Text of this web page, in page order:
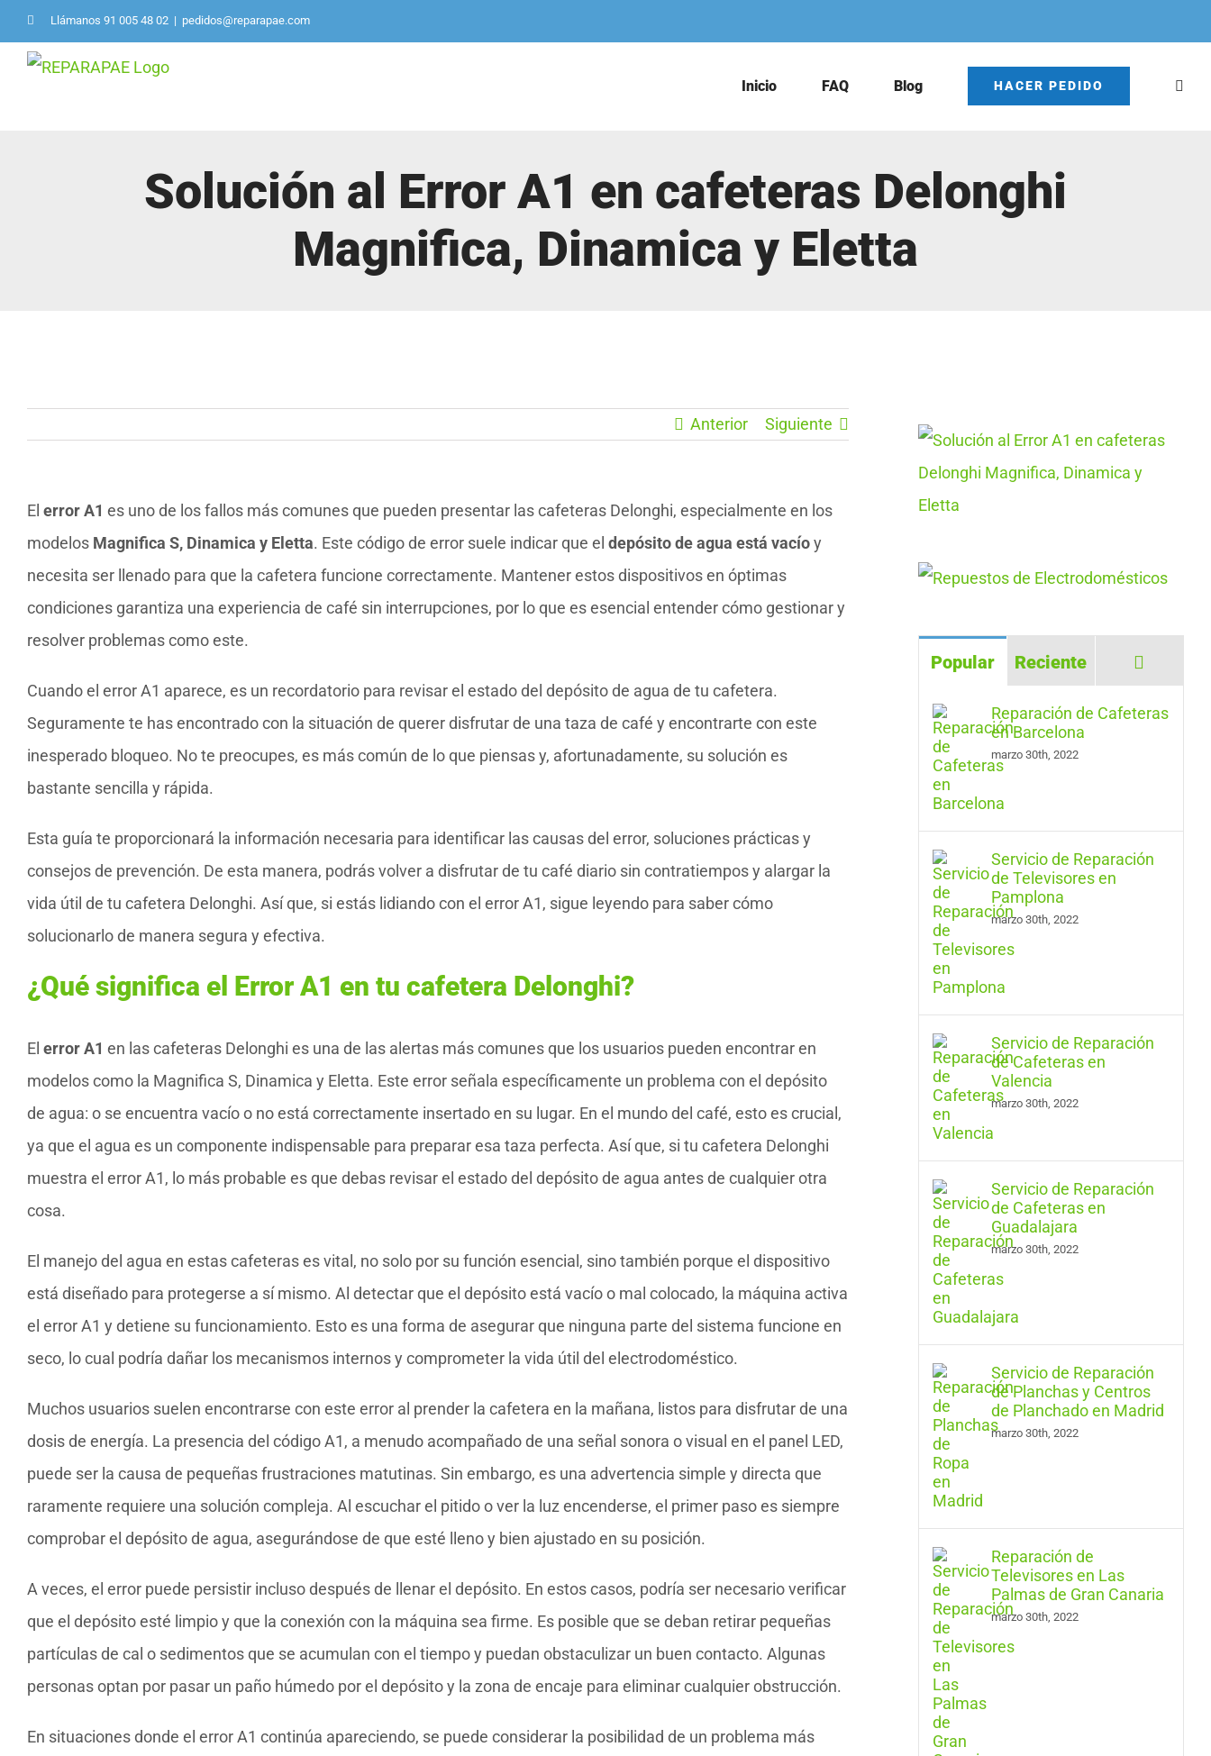
Saltar
al
Llámanos 91 005 48 02 | pedidos@reparapae.com
Inicio FAQ Blog HACER PEDIDO
Solución al Error A1 en cafeteras Delonghi
Magnifica, Dinamica y Eletta
Anterior Siguiente
El error A1 es uno de los fallos más comunes que pueden presentar las cafeteras Delonghi, especialmente en los
modelos Magnifica S, Dinamica y Eletta. Este código de error suele indicar que el depósito de agua está vacíoy
necesita ser llenado para que la cafetera funcione correctamente. Mantener estos dispositivos en óptimas
condiciones garantiza una experiencia de café sin interrupciones, por lo que es esencial entender cómo gestionar y
resolver problemas como este.
Cuando el error A1 aparece, es un recordatorio para revisar el estado del depósito de agua de tu cafetera.
Seguramente te has encontrado con la situación de querer disfrutar de una taza de café y encontrarte con este
inesperado bloqueo. No te preocupes, es más común de lo que piensas y, afortunadamente, su solución es
bastante sencilla y rápida.
Esta guía te proporcionará la información necesaria para identificar las causas del error, soluciones prácticas y
consejos de prevención. De esta manera, podrás volver a disfrutar de tu café diario sin contratiempos y alargar la
vida útil de tu cafetera Delonghi. Así que, si estás lidiando con el error A1, sigue leyendo para saber cómo
solucionarlo de manera segura y efectiva.
¿Qué significa el Error A1 en tu cafetera Delonghi?
El error A1 en las cafeteras Delonghi es una de las alertas más comunes que los usuarios pueden encontrar en
modelos como la Magnifica S, Dinamica y Eletta. Este error señala específicamente un problema con el depósito
de agua: o se encuentra vacío o no está correctamente insertado en su lugar. En el mundo del café, esto es crucial,
ya que el agua es un componente indispensable para preparar esa taza perfecta. Así que, si tu cafetera Delonghi
muestra el error A1, lo más probable es que debas revisar el estado del depósito de agua antes de cualquier otra
cosa.
El manejo del agua en estas cafeteras es vital, no solo por su función esencial, sino también porque el dispositivo
está diseñado para protegerse a sí mismo. Al detectar que el depósito está vacío o mal colocado, la máquina activa
el error A1 y detiene su funcionamiento. Esto es una forma de asegurar que ninguna parte del sistema funcione en
seco, lo cual podría dañar los mecanismos internos y comprometer la vida útil del electrodoméstico.
Muchos usuarios suelen encontrarse con este error al prender la cafetera en la mañana, listos para disfrutar de una
dosis de energía. La presencia del código A1, a menudo acompañado de una señal sonora o visual en el panel LED,
puede ser la causa de pequeñas frustraciones matutinas. Sin embargo, es una advertencia simple y directa que
raramente requiere una solución compleja. Al escuchar el pitido o ver la luz encenderse, el primer paso es siempre
comprobar el depósito de agua, asegurándose de que esté lleno y bien ajustado en su posición.
A veces, el error puede persistir incluso después de llenar el depósito. En estos casos, podría ser necesario verificar
que el depósito esté limpio y que la conexión con la máquina sea firme. Es posible que se deban retirar pequeñas
partículas de cal o sedimentos que se acumulan con el tiempo y puedan obstaculizar un buen contacto. Algunas
personas optan por pasar un paño húmedo por el depósito y la zona de encaje para eliminar cualquier obstrucción.
En situaciones donde el error A1 continúa apareciendo, se puede considerar la posibilidad de un problema más
Popular Reciente
Reparación de Cafeteras
en Barcelona
marzo 30th, 2022
Servicio de Reparación
de Televisores en
Pamplona
marzo 30th, 2022
Servicio de Reparación
de Cafeteras en
Valencia
marzo 30th, 2022
Servicio de Reparación
de Cafeteras en
Guadalajara
marzo 30th, 2022
Servicio de Reparación
de Planchas y Centros
de Planchado en Madrid
marzo 30th, 2022
Reparación de
Televisores en Las
Palmas de Gran Canaria
marzo 30th, 2022